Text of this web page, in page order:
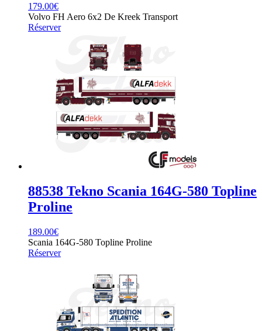
179.00€
Volvo FH Aero 6x2 De Kreek Transport
Réserver
88538 Tekno Scania 164G-580 Topline
Proline
189.00€
Scania 164G-580 Topline Proline
Réserver